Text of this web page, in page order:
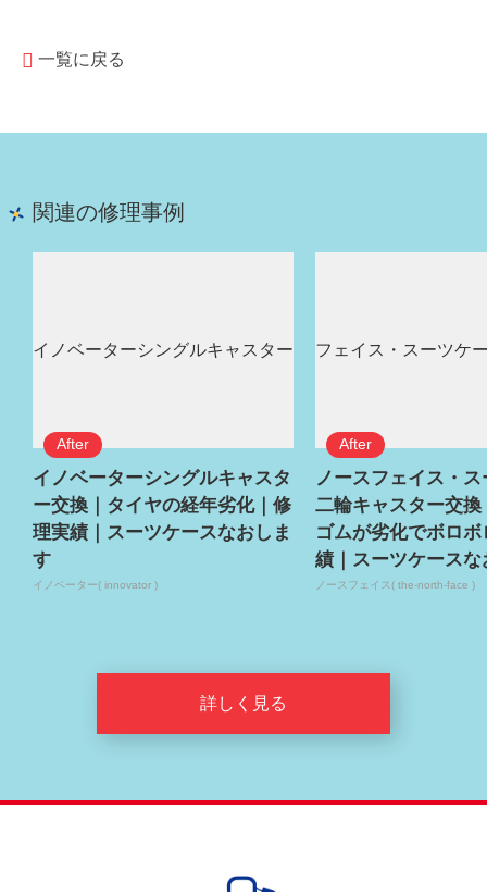
一覧に戻る
関連の修理事例
イノベーターシングルキャスタ
ー交換｜タイヤの経年劣化｜修
理実績｜スーツケースなおしま
す
イノベーター( innovator )
ノースフェイス・
二輪キャスター交換
ゴムが劣化でボロ
績｜スーツケースな
ノースフェイス( the-north-face )
詳しく見る